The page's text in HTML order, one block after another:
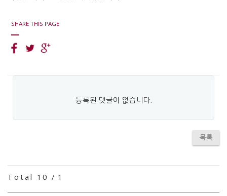
SHARE THIS PAGE
등록된 댓글이 없습니다.
목록
Total 10 / 1